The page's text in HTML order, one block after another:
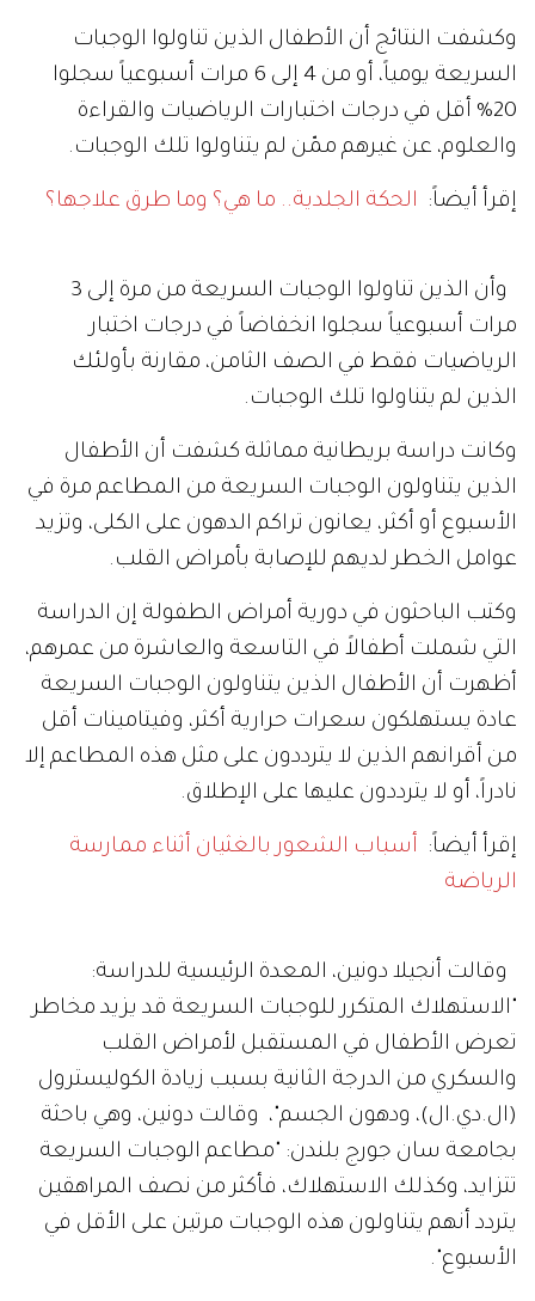
وكشفت النتائج أن الأطفال الذين تناولوا الوجبات
السريعة يومياً، أو من 4 إلى 6 مرات أسبوعياً سجلوا
20% أقل في درجات اختبارات الرياضيات والقراءة
والعلوم، عن غيرهم ممّن لم يتناولوا تلك الوجبات.
إقرأ أيضاً: الحكة الجلدية.. ما هي؟ وما طرق علاجها؟
وأن الذين تناولوا الوجبات السريعة من مرة إلى 3
مرات أسبوعياً سجلوا انخفاضاً في درجات اختبار
الرياضيات فقط في الصف الثامن، مقارنة بأولئك
الذين لم يتناولوا تلك الوجبات.
وكانت دراسة بريطانية مماثلة كشفت أن الأطفال
الذين يتناولون الوجبات السريعة من المطاعم مرة في
الأسبوع أو أكثر، يعانون تراكم الدهون على الكلى، وتزيد
عوامل الخطر لديهم للإصابة بأمراض القلب.
وكتب الباحثون في دورية أمراض الطفولة إن الدراسة
التي شملت أطفالاً في التاسعة والعاشرة من عمرهم،
أظهرت أن الأطفال الذين يتناولون الوجبات السريعة
عادة يستهلكون سعرات حرارية أكثر، وفيتامينات أقل
من أقرانهم الذين لا يترددون على مثل هذه المطاعم إلا
نادراً، أو لا يترددون عليها على الإطلاق.
إقرأ أيضاً: أسباب الشعور بالغثيان أثناء ممارسة
الرياضة
وقالت أنجيلا دونين، المعدة الرئيسية للدراسة:
"الاستهلاك المتكرر للوجبات السريعة قد يزيد مخاطر
تعرض الأطفال في المستقبل لأمراض القلب
والسكري من الدرجة الثانية بسبب زيادة الكوليسترول
(ال.دي.ال)، ودهون الجسم"، وقالت دونين، وهي باحثة
بجامعة سان جورج بلندن: "مطاعم الوجبات السريعة
تتزايد، وكذلك الاستهلاك، فأكثر من نصف المراهقين
يتردد أنهم يتناولون هذه الوجبات مرتين على الأقل في
الأسبوع".